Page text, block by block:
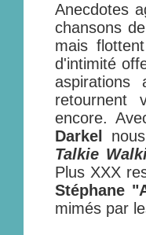
Anecdotes
chansons de
mais
d'intimité
encore.
Darkel
Talkie
Plus XXX
Stéphane
mimés par